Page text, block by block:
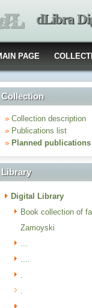
dLibra
PAGE
Collection
» Collection description
» Publications list
» Planned publications
Library
Digital Library
Book collection of
Zamoyski
...
....
.
.